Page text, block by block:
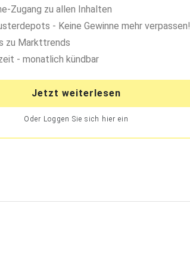
Zugang zu allen Inhalten
- Keine Gewinne mehr verpassen!
zu Markttrends
- monatlich kündbar
Jetzt weiterlesen
Oder Loggen Sie sich hier ein